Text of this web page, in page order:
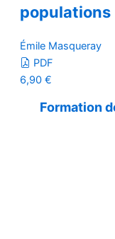
populations
Émile Masqueray
PDF
6,90 €
Formation